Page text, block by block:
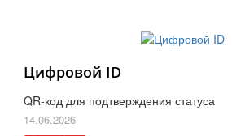
Цифровой ID
QR-код для подтверждения статуса
14.06.2026